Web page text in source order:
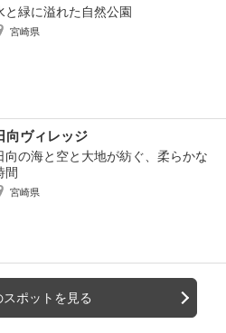
と緑に溢れた自然公園
宮崎県
向ヴィレッジ
向の海と空と大地が紡ぐ、柔らかな
間
宮崎県
ポットを見る